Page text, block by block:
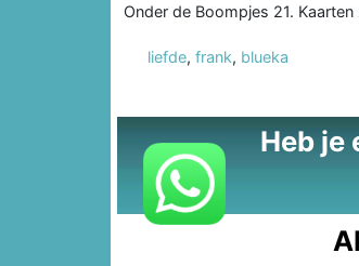
Onder de Boompjes 21.
liefde, frank, blueka
Heb je